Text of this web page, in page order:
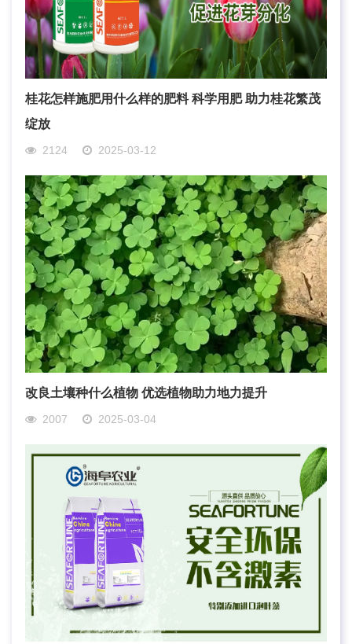
桂花怎样施肥用什么样的肥料 科学用肥 助力桂花繁茂
绽放
2124 2025-03-12
改良土壤种什么植物 优选植物助力地力提升
2007 2025-03-04